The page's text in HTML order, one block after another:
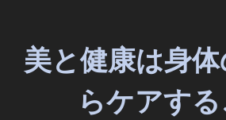
美と健康は身
らケアする